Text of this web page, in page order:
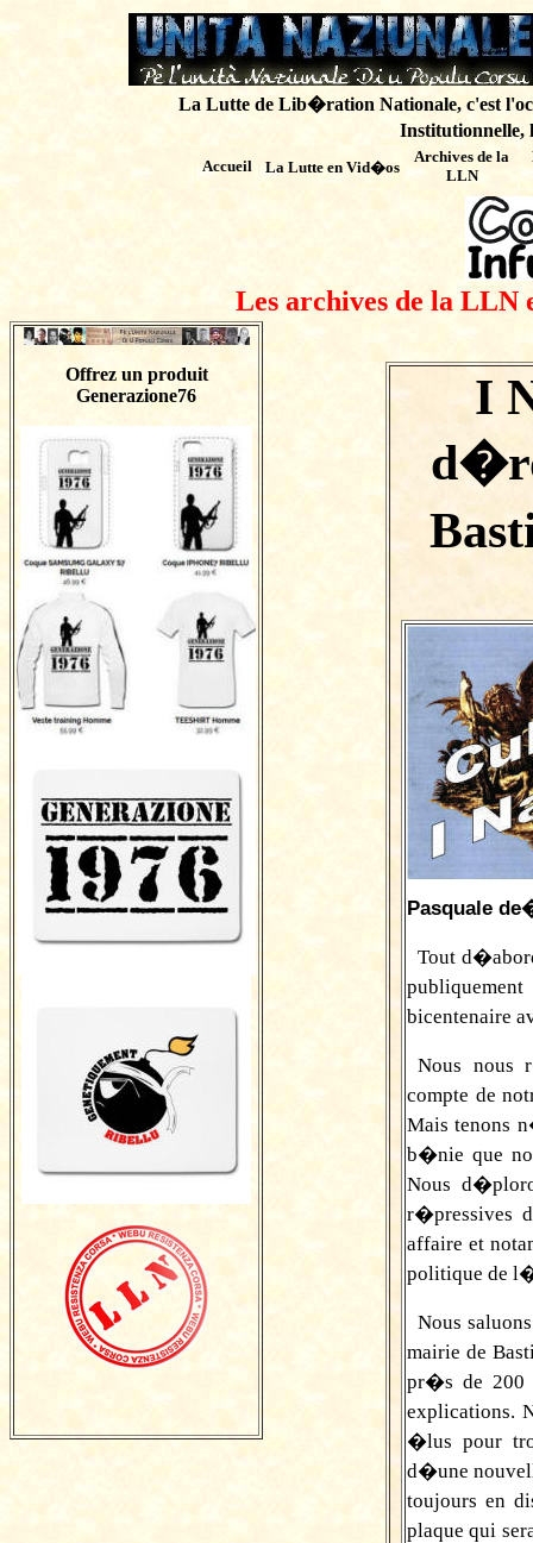
La Lutte de Lib�ration Nationale, c'est
Institutionnelle,
Accueil La Lutte en Vid�os
Archives de la
LLN
Les archives de la LLN
Offrez un produit
Generazione76
I
Pasquale
Tout
bicentenaire
Nous nous
compte de
Mais tenons
b�nie que
Nous
r�pressives
affaire et
politique de
Nous
mairie de
pr�s de 200
explications.
�lus pour
d�une
toujours en
plaque qui